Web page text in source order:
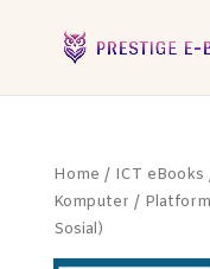
Home / ICT eBooks
Komputer /
Sosial)